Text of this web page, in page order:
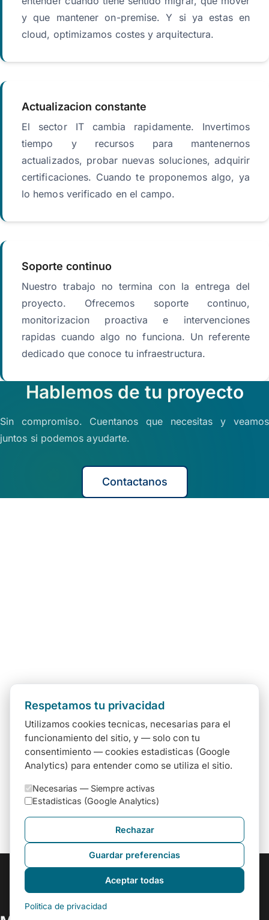
y que mantener on-premise. Y si ya estas en
cloud, optimizamos costes y arquitectura.
Actualizacion constante
El sector IT cambia rapidamente. Invertimos
tiempo y recursos para mantenernos
actualizados, probar nuevas soluciones, adquirir
certificaciones. Cuando te proponemos algo, ya
lo hemos verificado en el campo.
Soporte continuo
Nuestro trabajo no termina con la entrega del
proyecto. Ofrecemos soporte continuo,
monitorizacion proactiva e intervenciones
rapidas cuando algo no funciona. Un referente
dedicado que conoce tu infraestructura.
Hablemos de tu proyecto
Sin compromiso. Cuentanos que necesitas y veamos
juntos si podemos ayudarte.
Contactanos
Respetamos tu privacidad
Utilizamos cookies tecnicas, necesarias para el
funcionamiento del sitio, y — solo con tu
consentimiento — cookies estadisticas (Google
Analytics) para entender como se utiliza el sitio.
Necesarias — Siempre activas
Estadisticas (Google Analytics)
Rechazar
Guardar preferencias
Aceptar todas
Politica de privacidad